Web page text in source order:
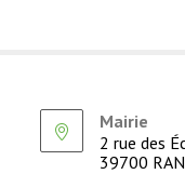
Mairie
2 rue des
39700